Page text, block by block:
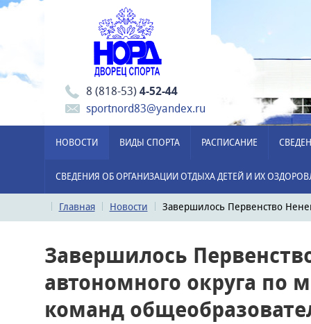
8 (818-53)4-52-44
sportnord83@yandex.ru
НОВОСТИ ВИДЫ СПОРТА РАСПИСАНИЕ
СВЕДЕНИЯ ОБ ОРГАНИЗАЦИИ ОТДЫХА ДЕТЕЙ И ИХ
Главная Новости Завершилось Первенство
Завершилось
автономного округа по
команд